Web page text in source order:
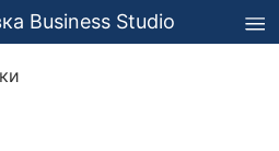
Business Studio